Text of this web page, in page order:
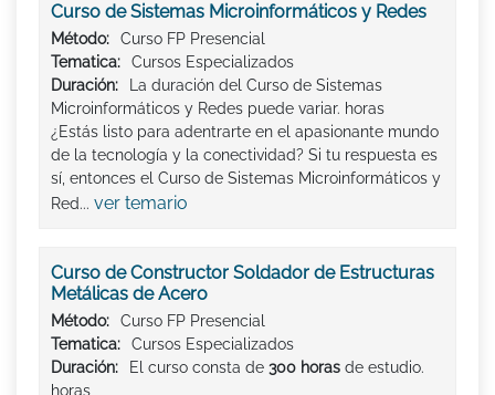
Curso de Sistemas Microinformáticos y Redes
Método:
Curso FP Presencial
Tematica:
Cursos Especializados
Duración:
La duración del Curso de Sistemas
Microinformáticos y Redes puede variar. horas
¿Estás listo para adentrarte en el apasionante mundo
de la tecnología y la conectividad? Si tu respuesta es
sí, entonces el Curso de Sistemas Microinformáticos y
Red... ver temario
Curso de Constructor Soldador de Estructuras
Metálicas de Acero
Método:
Curso FP Presencial
Tematica:
Cursos Especializados
Duración:
El curso consta de 300 horas de estudio.
horas